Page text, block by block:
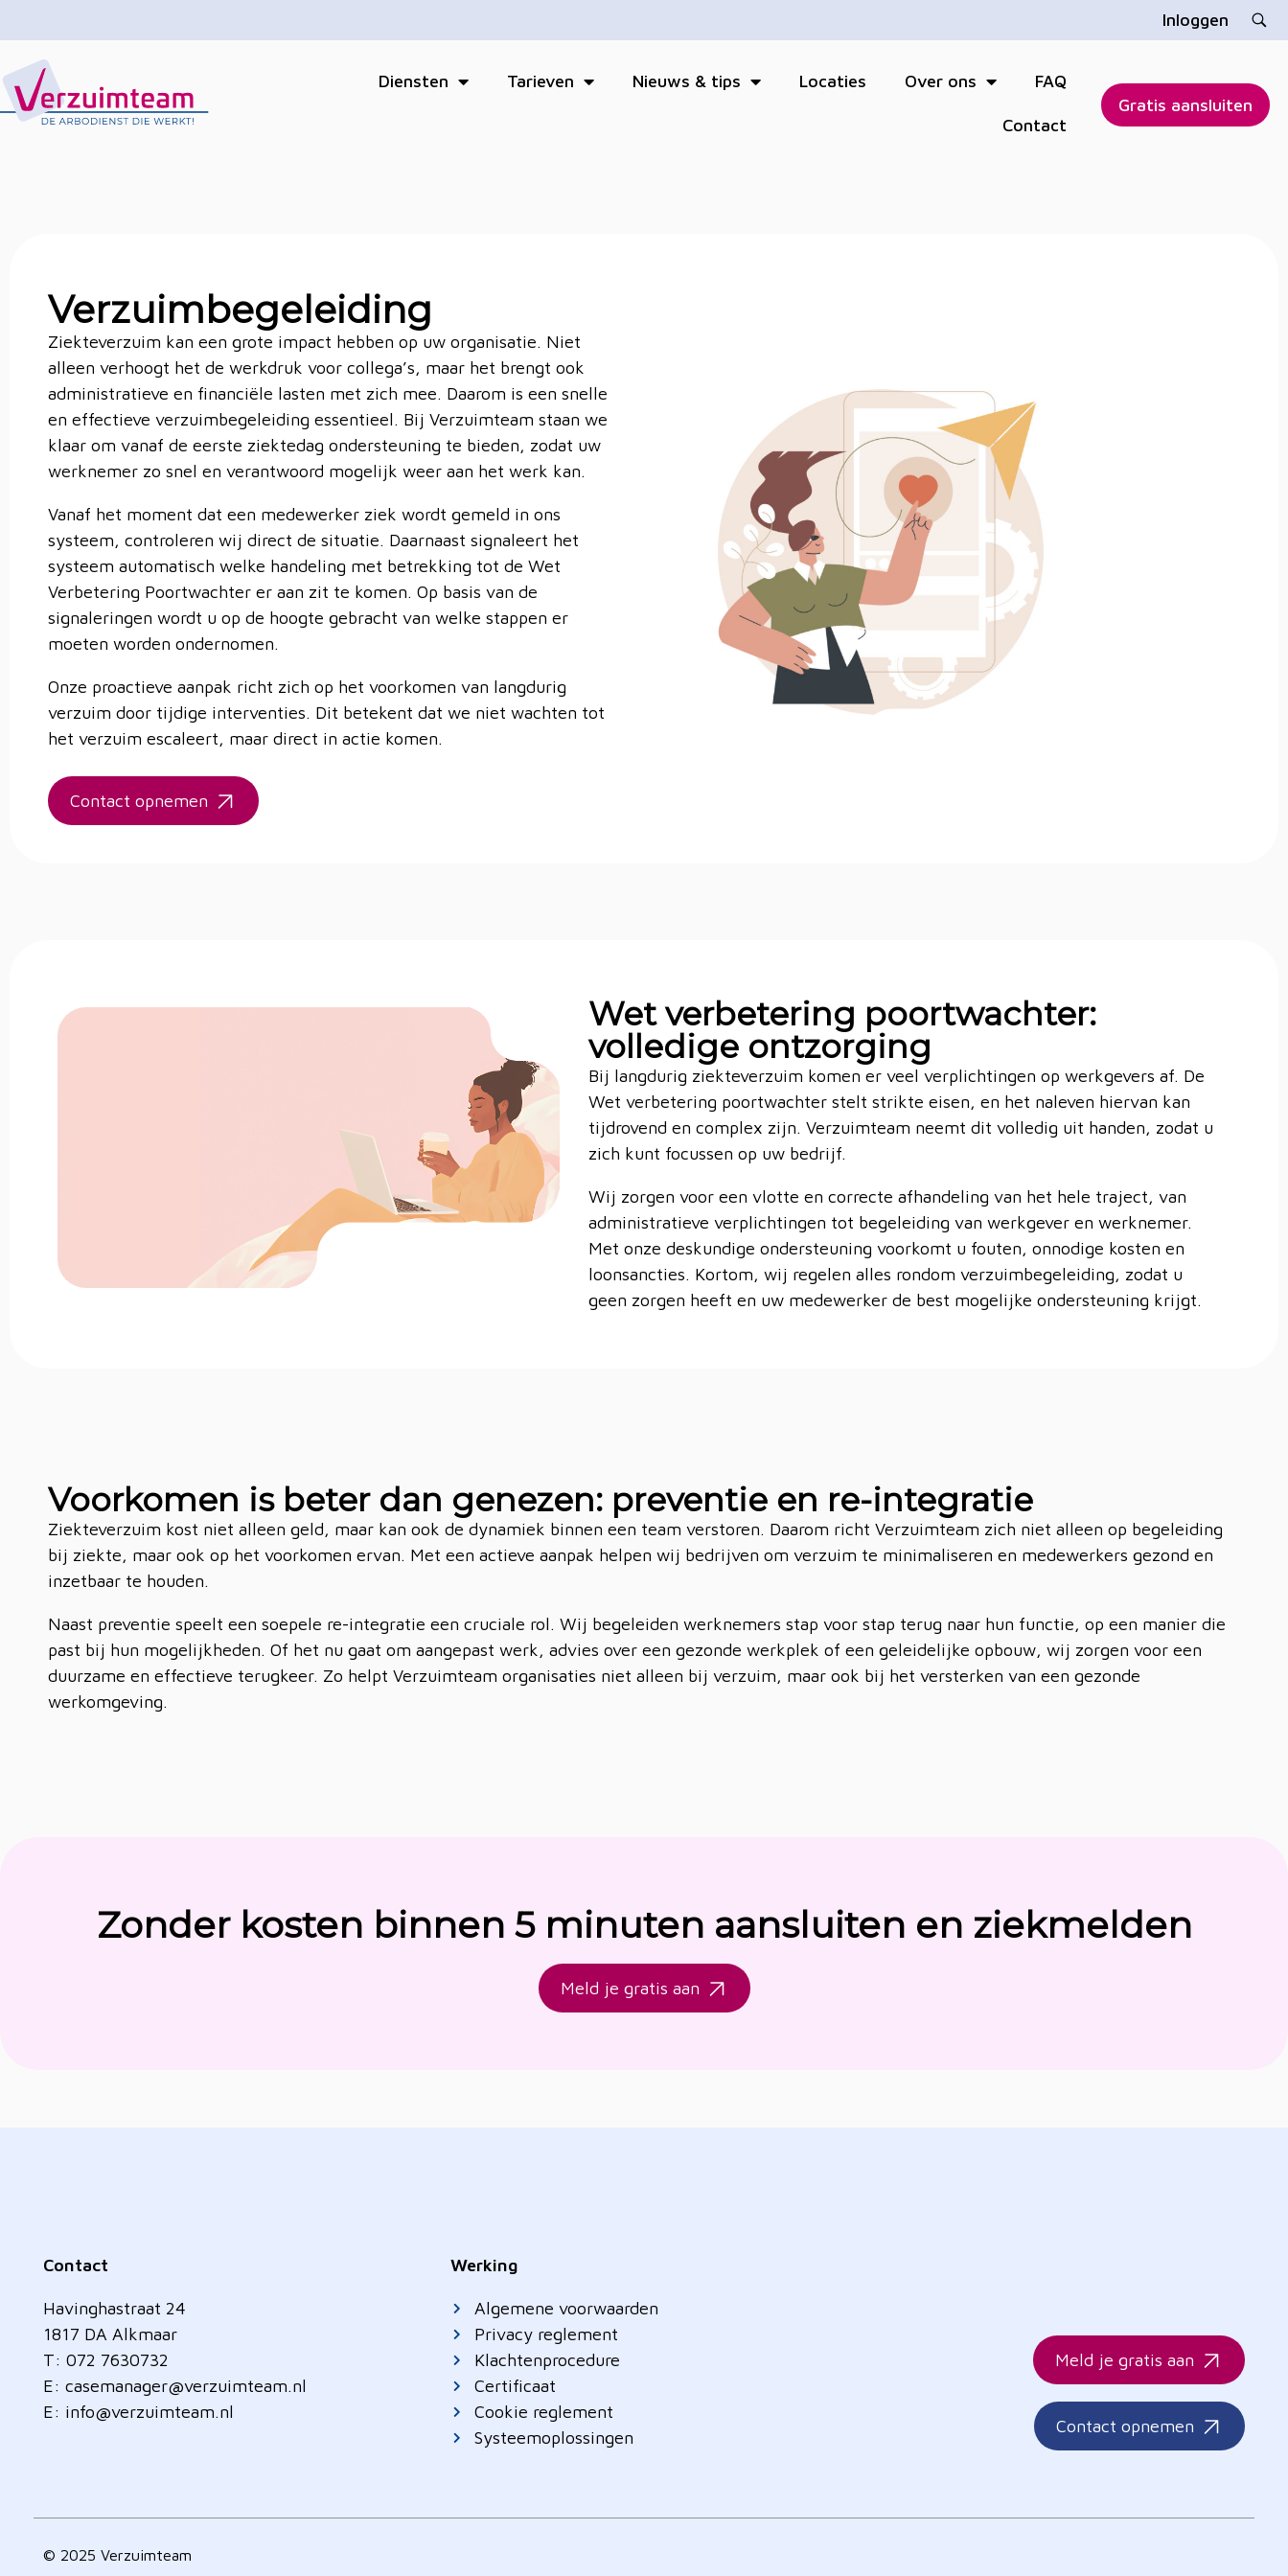
Inloggen
Diensten Tarieven Nieuws & tips Locaties Over ons FAQ
Contact
Gratis aansluiten
Verzuimbegeleiding
Ziekteverzuim kan een grote impact hebben op uw organisatie. Niet
alleen verhoogt het de werkdruk voor collega’s, maar het brengt ook
administratieve en financiële lasten met zich mee. Daarom is een snelle
en effectieve verzuimbegeleiding essentieel. Bij Verzuimteam staan we
klaar om vanaf de eerste ziektedag ondersteuning te bieden, zodat uw
werknemer zo snel en verantwoord mogelijk weer aan het werk kan.
Vanaf het moment dat een medewerker ziek wordt gemeld in ons
systeem, controleren wij direct de situatie. Daarnaast signaleert het
systeem automatisch welke handeling met betrekking tot de Wet
Verbetering Poortwachter er aan zit te komen. Op basis van de
signaleringen wordt u op de hoogte gebracht van welke stappen er
moeten worden ondernomen.
Onze proactieve aanpak richt zich op het voorkomen van langdurig
verzuim door tijdige interventies. Dit betekent dat we niet wachten tot
het verzuim escaleert, maar direct in actie komen.
Contact opnemen
Wet verbetering poortwachter:
volledige ontzorging
Bij langdurig ziekteverzuim komen er veel verplichtingen op werkgevers af. De
Wet verbetering poortwachter stelt strikte eisen, en het naleven hiervan kan
tijdrovend en complex zijn. Verzuimteam neemt dit volledig uit handen, zodat u
zich kunt focussen op uw bedrijf.
Wij zorgen voor een vlotte en correcte afhandeling van het hele traject, van
administratieve verplichtingen tot begeleiding van werkgever en werknemer.
Met onze deskundige ondersteuning voorkomt u fouten, onnodige kosten en
loonsancties. Kortom, wij regelen alles rondom verzuimbegeleiding, zodat u
geen zorgen heeft en uw medewerker de best mogelijke ondersteuning krijgt.
Voorkomen is beter dan genezen: preventie en re-integratie
Ziekteverzuim kost niet alleen geld, maar kan ook de dynamiek binnen een team verstoren. Daarom richt Verzuimteam zich niet alleen op begeleiding
bij ziekte, maar ook op het voorkomen ervan. Met een actieve aanpak helpen wij bedrijven om verzuim te minimaliseren en medewerkers gezond en
inzetbaar te houden.
Naast preventie speelt een soepele re-integratie een cruciale rol. Wij begeleiden werknemers stap voor stap terug naar hun functie, op een manier die
past bij hun mogelijkheden. Of het nu gaat om aangepast werk, advies over een gezonde werkplek of een geleidelijke opbouw, wij zorgen voor een
duurzame en effectieve terugkeer. Zo helpt Verzuimteam organisaties niet alleen bij verzuim, maar ook bij het versterken van een gezonde
werkomgeving.
Zonder kosten binnen 5 minuten aansluiten en ziekmelden
Meld je gratis aan
Contact
Havinghastraat 24
1817 DA Alkmaar
T: 072 7630732
E: casemanager@verzuimteam.nl
E: info@verzuimteam.nl
Werking
Algemene voorwaarden
Privacy reglement
Klachtenprocedure
Certificaat
Cookie reglement
Systeemoplossingen
Meld je gratis aan
Contact opnemen
© 2025 Verzuimteam